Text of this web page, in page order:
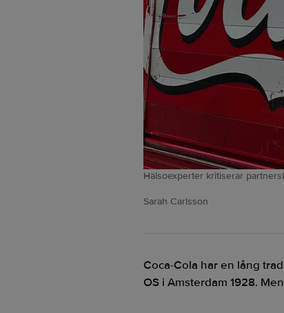
Hälsoexperter kritiserar
Sarah Carlsson
Coca-Cola har en lång
OS i Amsterdam 1928.